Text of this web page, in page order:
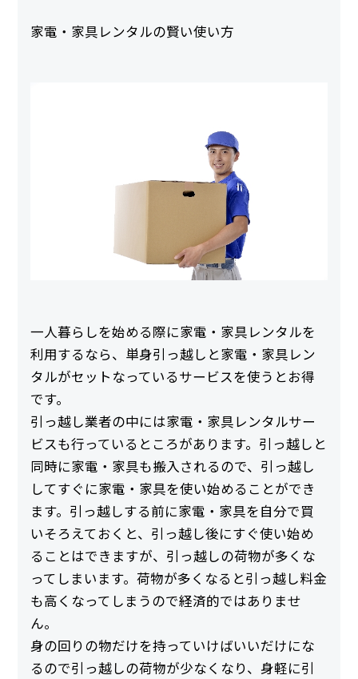
家電・家具レンタルの賢い使い方
一人暮らしを始める際に家電・家具レンタルを
利用するなら、単身引っ越しと家電・家具レン
タルがセットなっているサービスを使うとお得
です。
引っ越し業者の中には家電・家具レンタルサー
ビスも行っているところがあります。引っ越しと
同時に家電・家具も搬入されるので、引っ越し
してすぐに家電・家具を使い始めることができ
ます。引っ越しする前に家電・家具を自分で買
いそろえておくと、引っ越し後にすぐ使い始め
ることはできますが、引っ越しの荷物が多くな
ってしまいます。荷物が多くなると引っ越し料金
も高くなってしまうので経済的ではありませ
ん。
身の回りの物だけを持っていけばいいだけにな
るので引っ越しの荷物が少なくなり、身軽に引